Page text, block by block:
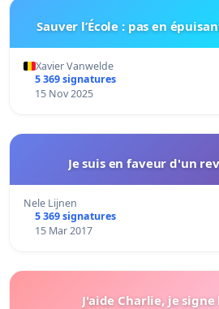
Sauver l’École : pas en
Xavier Vanwelde
5 369 signatures
15 Nov 2025
Je suis en faveur d'un
Nele Lijnen
5 369 signatures
15 Mar 2017
J'aide Charlie, je